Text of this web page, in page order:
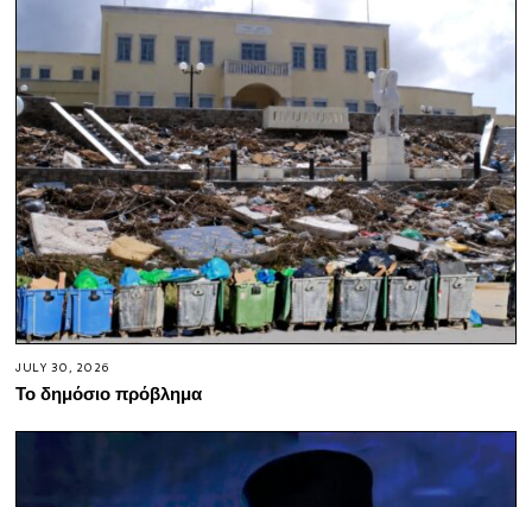
JULY 30, 2026
Το δημόσιο πρόβλημα